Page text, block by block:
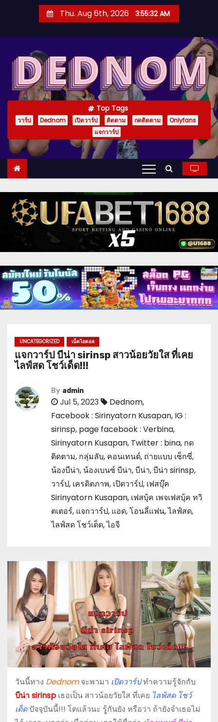
n
Thu. Aug 6th, 2026 3:55:35 AM
Top Tags
วาร์ป Dednom เปิดวาร์ป ติดตาม กดติดตาม
Onlyfans
แจกวาร์ป
UNCATEGORIZED เน็ตไอดอล
แจกวาร์ป บีน่า sirinsp สาวน้อยวัยใส ที่เคย
ไลฟ์สด โชว์เด็ด!!!
By admin
Jul 5, 2023 Dednom,
Facebook : Sirinyatorn Kusapan, IG :
sirinsp, page facebook : Verbina,
Sirinyatorn Kusapan, Twitter : bina, กด
ติดตาม, กลุ่มลับ, คอนเทนต์, ถ่ายแบบ เซ็กซี่,
น้องบีน่า, น้องเบนซ์ บีน่า,บีน่า,บีน่า sirinsp,
วาร์ป, เครดิตภาพ, เปิดวาร์ป, เฟสบุ๊ค
Sirinyatorn Kusapan, เฟสบุ้ค เพจเฟสบุ้ค ทวิ
ตเตอร์, แจกวาร์ป, แอด,โอนลี่แฟน,ไลฟ์สด,
ไลฟ์สด โชว์เด็ด,ไอจี
วันนี้ทาง Dednomจะพามา เปิดวาร์ปทำความรู้จักกับ
บีน่า sirinsp เธอเป็น สาวน้อยวัยใส ที่เคย ไลฟ์สด โชว์
เด็ดปัจจุบันนี้!!! โตแล้วนะ รุู้กันยัง หรือว่า ถ้ายังจำเธอไม่